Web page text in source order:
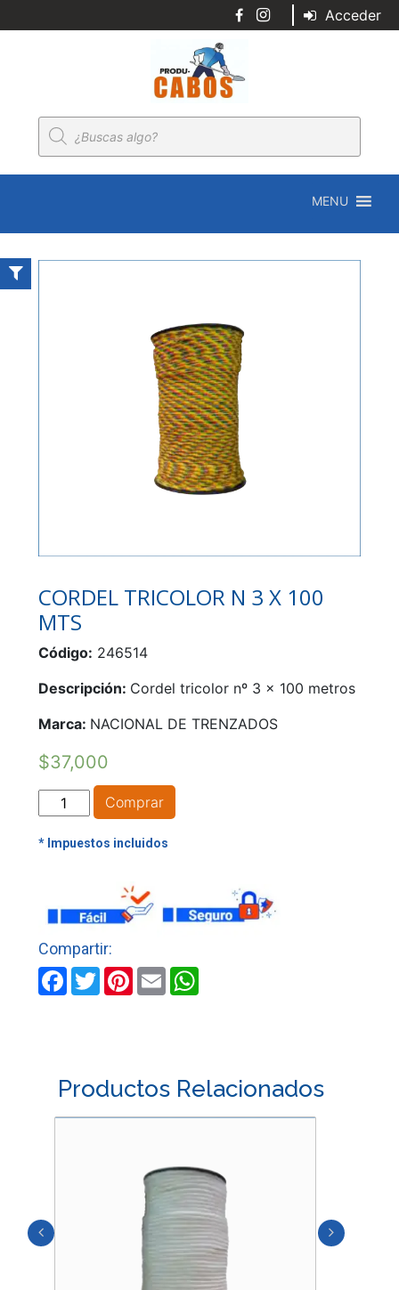
Acceder
Búsqueda
de
productos
MENU
CORDEL TRICOLOR N 3 X 100
MTS
Código: 246514
Descripción: Cordel tricolor nº 3 x 100 metros
Marca: NACIONAL DE TRENZADOS
$37,000
CORDEL
TRICOLOR
N
100
MTS
cantidad
Comprar
Facebook
TwitterPinterest
EmailWhatsApp
Productos Relacionados